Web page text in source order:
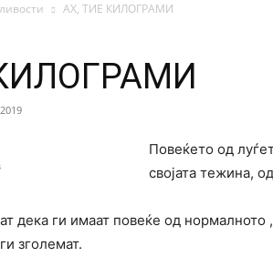
АХ, ТИЕ КИЛОГРАМИ
Повеќето од
својата тежина,
дека ги имаат повеќе од
зголемат.